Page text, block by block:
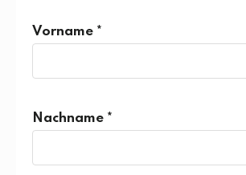
Vorname *
Nachname *